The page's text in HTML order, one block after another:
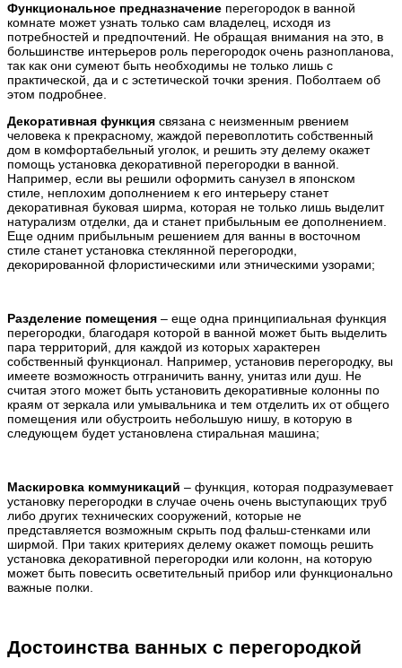
Функциональное предназначение перегородок в ванной
комнате может узнать только сам владелец, исходя из
потребностей и предпочтений. Не обращая внимания на это, в
большинстве интерьеров роль перегородок очень разнопланова,
так как они сумеют быть необходимы не только лишь с
практической, да и с эстетической точки зрения. Поболтаем об
этом подробнее.
Декоративная функция связана с неизменным рвением
человека к прекрасному, жаждой перевоплотить собственный
дом в комфортабельный уголок, и решить эту делему окажет
помощь установка декоративной перегородки в ванной.
Например, если вы решили оформить санузел в японском
стиле, неплохим дополнением к его интерьеру станет
декоративная буковая ширма, которая не только лишь выделит
натурализм отделки, да и станет прибыльным ее дополнением.
Еще одним прибыльным решением для ванны в восточном
стиле станет установка стеклянной перегородки,
декорированной флористическими или этническими узорами;
Разделение помещения – еще одна принципиальная функция
перегородки, благодаря которой в ванной может быть выделить
пара территорий, для каждой из которых характерен
собственный функционал. Например, установив перегородку, вы
имеете возможность отграничить ванну, унитаз или душ. Не
считая этого может быть установить декоративные колонны по
краям от зеркала или умывальника и тем отделить их от общего
помещения или обустроить небольшую нишу, в которую в
следующем будет установлена стиральная машина;
Маскировка коммуникаций – функция, которая подразумевает
установку перегородки в случае очень очень выступающих труб
либо других технических сооружений, которые не
представляется возможным скрыть под фальш-стенками или
ширмой. При таких критериях делему окажет помощь решить
установка декоративной перегородки или колонн, на которую
может быть повесить осветительный прибор или функционально
важные полки.
Достоинства ванных с перегородкой